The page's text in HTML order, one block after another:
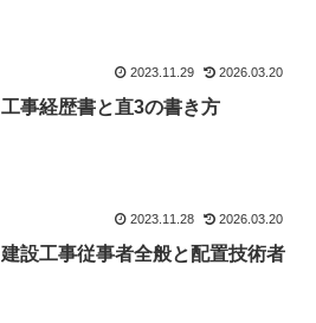
2023.11.29 2026.03.20
工事経歴書と直3の書き方
2023.11.28 2026.03.20
建設工事従事者全般と配置技術者